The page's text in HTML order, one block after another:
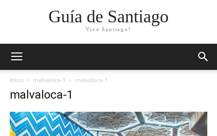
Guía de Santiago
Vive Santiago!
Inicio malvaloca-1 malvaloca-1
malvaloca-1